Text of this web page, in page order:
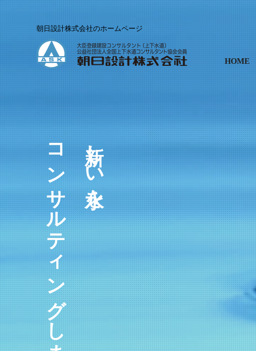
朝日設計株式会社のホームページ
HOME
新しい水を
コンサルティングします。